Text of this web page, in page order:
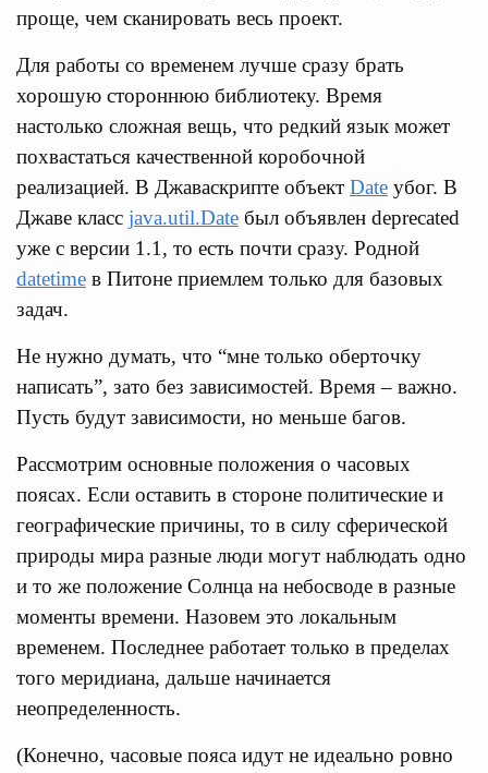
проще, чем сканировать весь проект.
Для работы со временем лучше сразу брать
хорошую стороннюю библиотеку. Время
настолько сложная вещь, что редкий язык может
похвастаться качественной коробочной
реализацией. В Джаваскрипте объект Date убог. В
Джаве класс java.util.Date был объявлен deprecated
уже с версии 1.1, то есть почти сразу. Родной
datetime в Питоне приемлем только для базовых
задач.
Не нужно думать, что “мне только оберточку
написать”, зато без зависимостей. Время – важно.
Пусть будут зависимости, но меньше багов.
Рассмотрим основные положения о часовых
поясах. Если оставить в стороне политические и
географические причины, то в силу сферической
природы мира разные люди могут наблюдать одно
и то же положение Солнца на небосводе в разные
моменты времени. Назовем это локальным
временем. Последнее работает только в пределах
того меридиана, дальше начинается
неопределенность.
(Конечно, часовые пояса идут не идеально ровно